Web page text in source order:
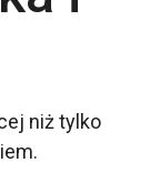
niż tylko